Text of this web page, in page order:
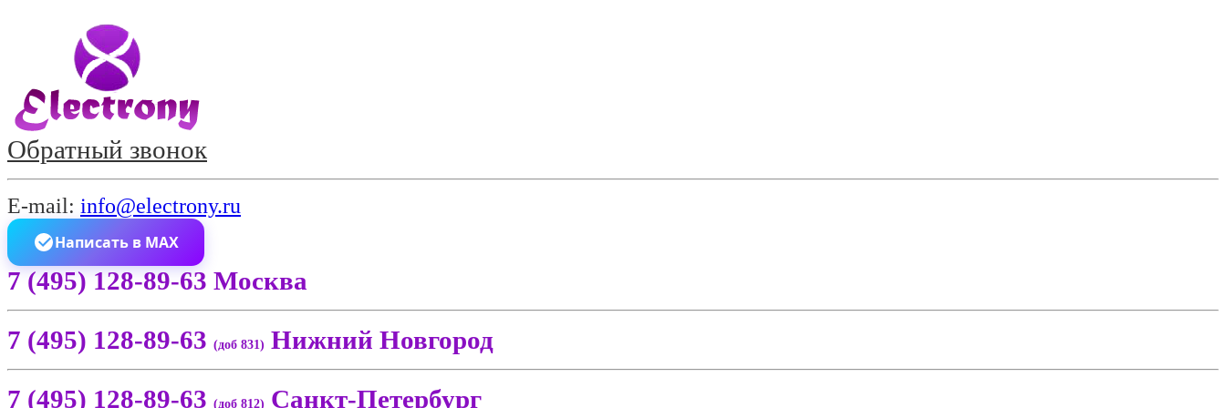
Обратный звонок
E-mail: info@electrony.ru
Написать в MAX
7 (495) 128-89-63 Москва
7 (495) 128-89-63 (доб 831) Нижний Новгород
7 (495) 128-89-63 (доб 812) Санкт-Петербург